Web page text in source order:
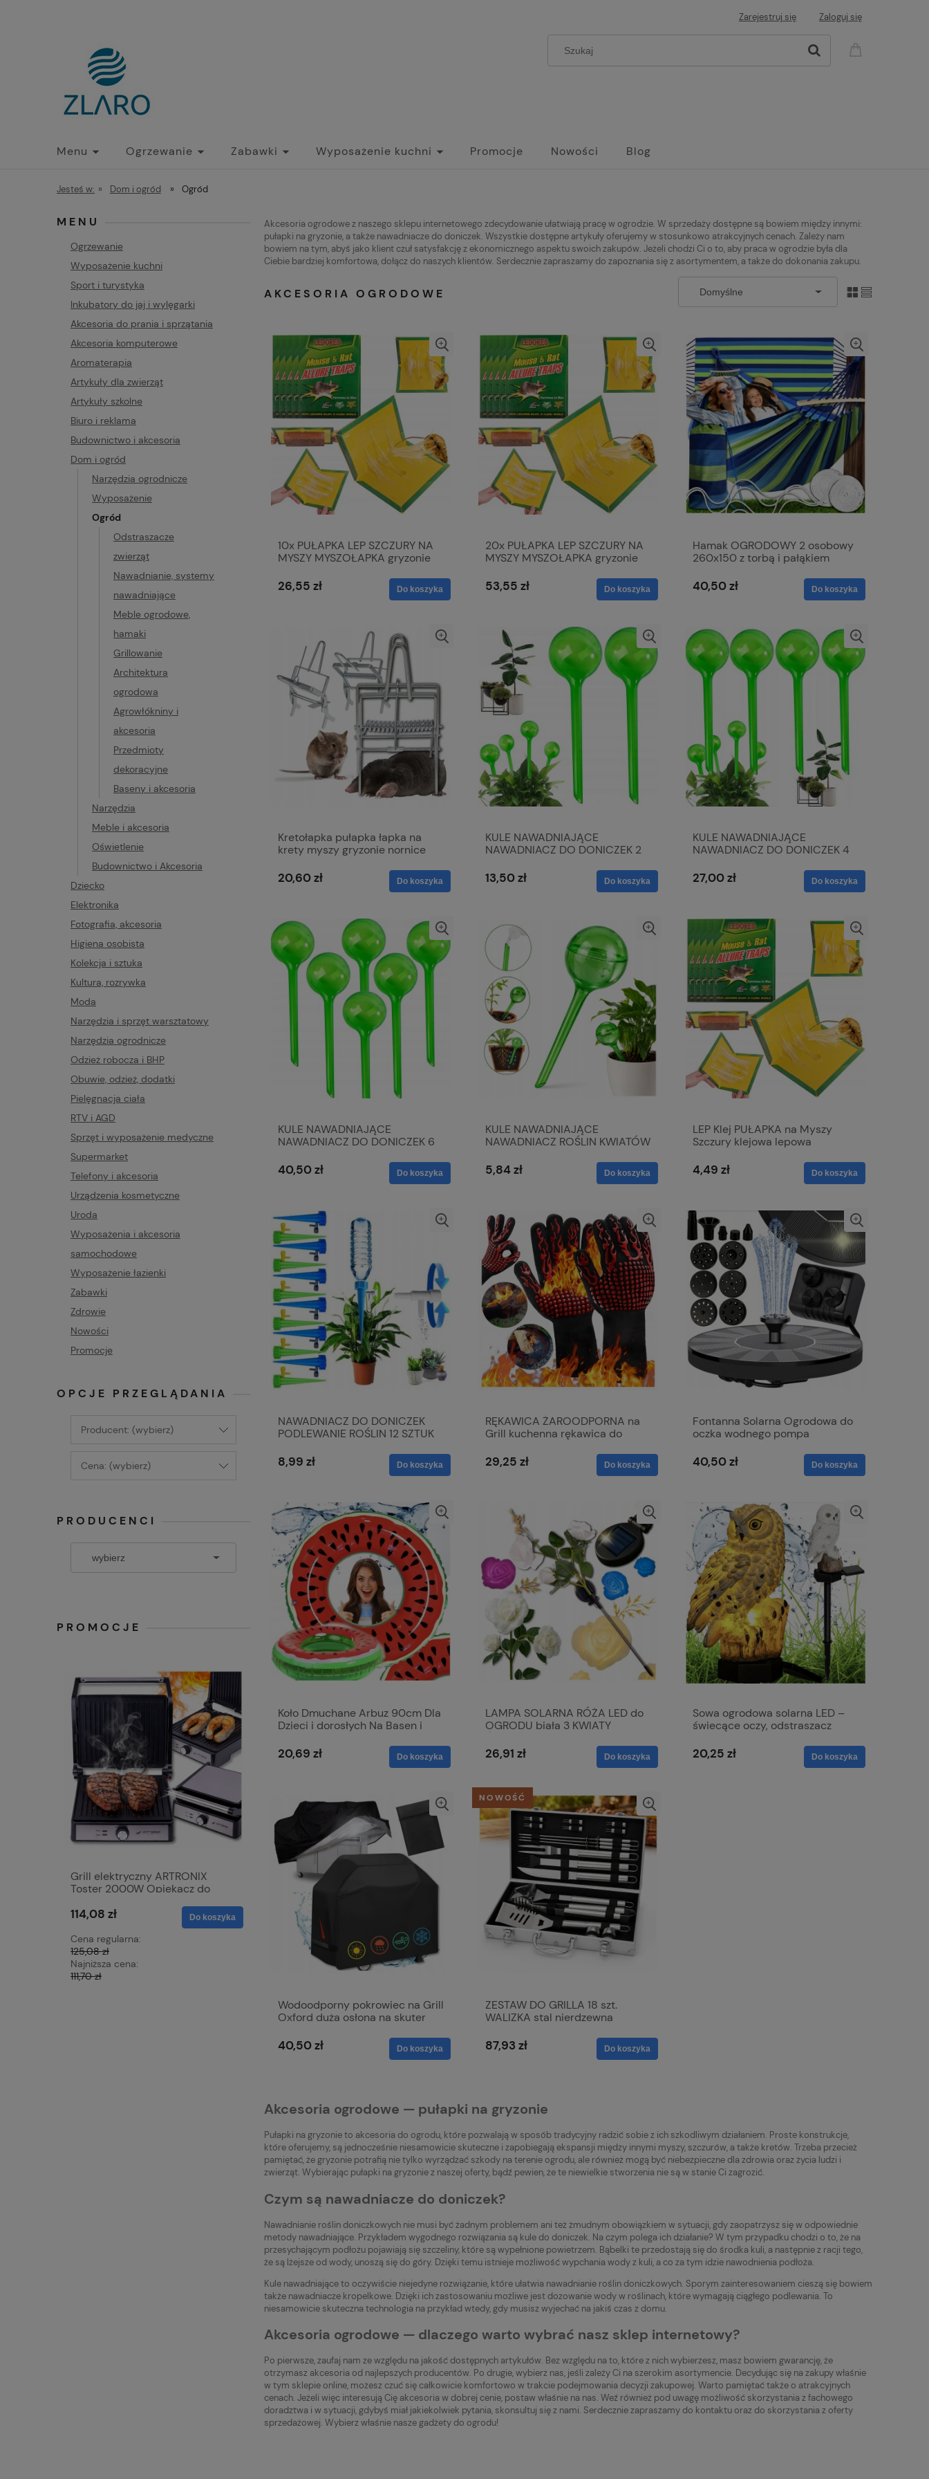
Zarejestruj się Zaloguj się
Menu Ogrzewanie Zabawki Wyposażenie kuchni Promocje Nowości Blog
Jesteś w: » Dom i ogród » Ogród
MENU
Ogrzewanie
Wyposażenie kuchni
Sport i turystyka
Inkubatory do jaj i wylęgarki
Akcesoria do prania i sprzątania
Akcesoria komputerowe
Aromaterapia
Artykuły dla zwierząt
Artykuły szkolne
Biuro i reklama
Budownictwo i akcesoria
Dom i ogród
Narzędzia ogrodnicze
Wyposażenie
Ogród
Odstraszacze
zwierząt
Nawadnianie, systemy
nawadniające
Meble ogrodowe,
hamaki
Grillowanie
Architektura
ogrodowa
Agrowłókniny i
akcesoria
Przedmioty
dekoracyjne
Baseny i akcesoria
Narzędzia
Meble i akcesoria
Oświetlenie
Budownictwo i Akcesoria
Dziecko
Elektronika
Fotografia, akcesoria
Higiena osobista
Kolekcja i sztuka
Kultura, rozrywka
Moda
Narzędzia i sprzęt warsztatowy
Narzędzia ogrodnicze
Odzież robocza i BHP
Obuwie, odzież, dodatki
Pielęgnacja ciała
RTV i AGD
Sprzęt i wyposażenie medyczne
Supermarket
Telefony i akcesoria
Urządzenia kosmetyczne
Uroda
Wyposażenia i akcesoria
samochodowe
Wyposażenie łazienki
Zabawki
Zdrowie
Nowości
Promocje
OPCJE PRZEGLĄDANIA
Producent: (wybierz)
Cena: (wybierz)
PRODUCENCI
PROMOCJE
Grill elektryczny ARTRONIX
Toster 2000W Opiekacz do
XXL
114,08 zł
Cena regularna:
125,08 zł
Najniższa cena:
111,70 zł
Do koszyka
Mata grzewcza na fotel
samochodowy Premium eko
skóra 12V/24V z pilotem, szybkie
nagrzewanie, 120x40 cm, czarna
z czerwonymi przeszyciami
68,42 zł
Cena regularna:
Najniższa cena:
Akcesoria ogrodowe z naszego sklepu internetowego zdecydowanie ułatwiają pracę w ogrodzie. W sprzedaży dostępne są bowiem między innymi:
pułapki na gryzonie, a także nawadniacze do doniczek. Wszystkie dostępne artykuły oferujemy w stosunkowo atrakcyjnych cenach. Zależy nam
bowiem na tym, abyś jako klient czuł satysfakcję z ekonomicznego aspektu swoich zakupów. Jeżeli chodzi Ci o to, aby praca w ogrodzie była dla
Ciebie bardziej komfortowa, dołącz do naszych klientów. Serdecznie zapraszamy do zapoznania się z asortymentem, a także do dokonania zakupu.
AKCESORIA OGRODOWE
10x PUŁAPKA LEP SZCZURY NA
MYSZY MYSZOŁAPKA gryzonie
26,55 zł Do koszyka
20x PUŁAPKA LEP SZCZURY NA
MYSZY MYSZOŁAPKA gryzonie
53,55 zł Do koszyka
Hamak OGRODOWY 2 osobowy
260x150 z torbą i pałąkiem
40,50 zł Do koszyka
Kretołapka pułapka łapka na
krety myszy gryzonie nornice
20,60 zł Do koszyka
KULE NAWADNIAJĄCE
NAWADNIACZ DO DONICZEK 2
13,50 zł Do koszyka
KULE NAWADNIAJĄCE
NAWADNIACZ DO DONICZEK 4
27,00 zł Do koszyka
KULE NAWADNIAJĄCE
NAWADNIACZ DO DONICZEK 6
40,50 zł Do koszyka
KULE NAWADNIAJĄCE
NAWADNIACZ ROŚLIN KWIATÓW
5,84 zł Do koszyka
LEP Klej PUŁAPKA na Myszy
Szczury klejowa lepowa
4,49 zł Do koszyka
NAWADNIACZ DO DONICZEK
PODLEWANIE ROŚLIN 12 SZTUK
8,99 zł Do koszyka
RĘKAWICA ŻAROODPORNA na
Grill kuchenna rękawica do
29,25 zł Do koszyka
Fontanna Solarna Ogrodowa do
oczka wodnego pompa
40,50 zł Do koszyka
Koło Dmuchane Arbuz 90cm Dla
Dzieci i dorosłych Na Basen i
20,69 zł Do koszyka
LAMPA SOLARNA RÓŻA LED do
OGRODU biała 3 KWIATY
26,91 zł Do koszyka
Sowa ogrodowa solarna LED –
świecące oczy, odstraszacz
20,25 zł Do koszyka
Wodoodporny pokrowiec na Grill
Oxford duża osłona na skuter
40,50 zł Do koszyka
ZESTAW DO GRILLA 18 szt.
WALIZKA stal nierdzewna
87,93 zł Do koszyka
NOWOŚĆ
Akcesoria ogrodowe — pułapki na gryzonie
Pułapki na gryzonie to akcesoria do ogrodu, które pozwalają w sposób tradycyjny radzić sobie z ich szkodliwym działaniem. Proste konstrukcje,
które oferujemy, są jednocześnie niesamowicie skuteczne i zapobiegają ekspansji między innymi myszy, szczurów, a także kretów. Trzeba przecież
pamiętać, że gryzonie potrafią nie tylko wyrządzać szkody na terenie ogrodu, ale również mogą być niebezpieczne dla zdrowia oraz życia ludzi i
zwierząt. Wybierając pułapki na gryzonie z naszej oferty, bądź pewien, że te niewielkie stworzenia nie są w stanie Ci zagrozić.
Czym są nawadniacze do doniczek?
Nawadnianie roślin doniczkowych nie musi być żadnym problemem ani też żmudnym obowiązkiem w sytuacji, gdy zaopatrzysz się w odpowiednie
metody nawadniające. Przykładem wygodnego rozwiązania są kule do doniczek. Na czym polega ich działanie? W tym przypadku chodzi o to, że na
przesychającym podłożu pojawiają się szczeliny, które są wypełnione powietrzem. Bąbelki te przedostają się do środka kuli, a następnie z racji tego,
że są lżejsze od wody, unoszą się do góry. Dzięki temu istnieje możliwość wypchania wody z kuli, a co za tym idzie nawodnienia podłoża.
Kule nawadniające to oczywiście niejedyne rozwiązanie, które ułatwia nawadnianie roślin doniczkowych. Sporym zainteresowaniem cieszą się bowiem
także nawadniacze kropelkowe. Dzięki ich zastosowaniu możliwe jest dozowanie wody w roślinach, które wymagają ciągłego podlewania. To
niesamowicie skuteczna technologia na przykład wtedy, gdy musisz wyjechać na jakiś czas z domu.
Akcesoria ogrodowe — dlaczego warto wybrać nasz sklep internetowy?
Po pierwsze, zaufaj nam ze względu na jakość dostępnych artykułów. Bez względu na to, które z nich wybierzesz, masz bowiem gwarancję, że
otrzymasz akcesoria od najlepszych producentów. Po drugie, wybierz nas, jeśli zależy Ci na szerokim asortymencie. Decydując się na zakupy właśnie
w tym sklepie online, możesz czuć się całkowicie komfortowo w trakcie podejmowania decyzji zakupowej. Warto pamiętać także o atrakcyjnych
cenach. Jeżeli więc interesują Cię akcesoria w dobrej cenie, postaw właśnie na nas. Weź również pod uwagę możliwość skorzystania z fachowego
doradztwa i w sytuacji, gdybyś miał jakiekolwiek pytania, skonsultuj się z nami. Serdecznie zapraszamy do kontaktu oraz do skorzystania z oferty
sprzedażowej. Wybierz właśnie nasze gadżety do ogrodu!